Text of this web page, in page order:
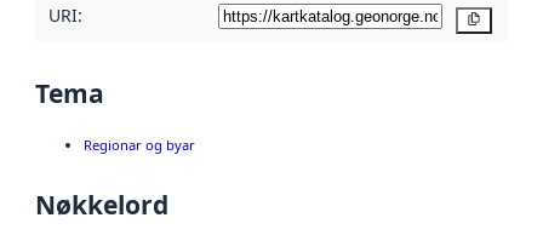
URI:
Tema
Regionar og byar
Nøkkelord